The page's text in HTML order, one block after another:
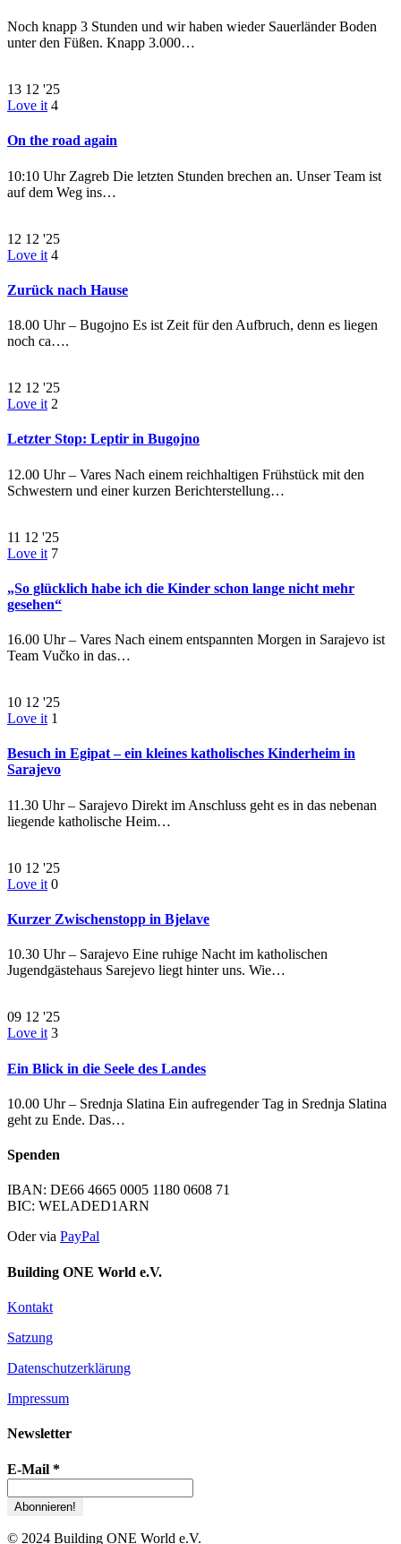
Noch knapp 3 Stunden und wir haben wieder Sauerländer Boden
unter den Füßen. Knapp 3.000…
13 12 '25
Love it 4
On the road again
10:10 Uhr Zagreb Die letzten Stunden brechen an. Unser Team ist
auf dem Weg ins…
12 12 '25
Love it 4
Zurück nach Hause
18.00 Uhr – Bugojno Es ist Zeit für den Aufbruch, denn es liegen
noch ca….
12 12 '25
Love it 2
Letzter Stop: Leptir in Bugojno
12.00 Uhr – Vares Nach einem reichhaltigen Frühstück mit den
Schwestern und einer kurzen Berichterstellung…
11 12 '25
Love it 7
„So glücklich habe ich die Kinder schon lange nicht mehr
gesehen“
16.00 Uhr – Vares Nach einem entspannten Morgen in Sarajevo ist
Team Vučko in das…
10 12 '25
Love it 1
Besuch in Egipat – ein kleines katholisches Kinderheim in
Sarajevo
11.30 Uhr – Sarajevo Direkt im Anschluss geht es in das nebenan
liegende katholische Heim…
10 12 '25
Love it 0
Kurzer Zwischenstopp in Bjelave
10.30 Uhr – Sarajevo Eine ruhige Nacht im katholischen
Jugendgästehaus Sarejevo liegt hinter uns. Wie…
09 12 '25
Love it 3
Ein Blick in die Seele des Landes
10.00 Uhr – Srednja Slatina Ein aufregender Tag in Srednja Slatina
geht zu Ende. Das…
Spenden
IBAN: DE66 4665 0005 1180 0608 71
BIC: WELADED1ARN
Oder via PayPal
Building ONE World e.V.
Kontakt
Satzung
Datenschutzerklärung
Impressum
Newsletter
E-Mail *
© 2024 Building ONE World e.V.